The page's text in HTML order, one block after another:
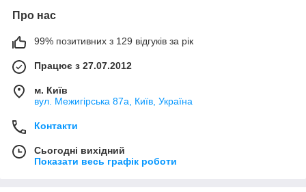
Про нас
99% позитивних з 129 відгуків за рік
Працює з 27.07.2012
м. Київ
вул. Межигірська 87а, Київ, Україна
Контакти
Сьогодні вихідний
Показати весь графік роботи